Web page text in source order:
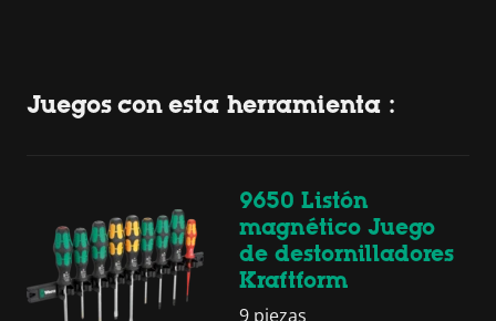
Juegos con esta herramienta :
9650 Listón
magnético Juego
de destornilladores
Kraftform
9 piezas